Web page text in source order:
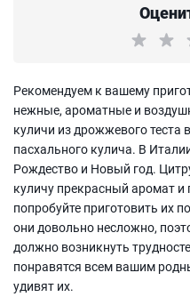
Рекомендуем к вашему
нежные, ароматные и
куличи из дрожжевого теста
пасхального кулича. В
Рождество и Новый год.
куличу прекрасный аромат и
попробуйте приготовить их
они довольно несложно,
должно возникнуть
понравятся всем вашим
удивят их.